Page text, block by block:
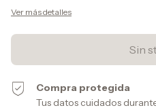
Ver más detalles
Compra protegida
Tus datos cuidados